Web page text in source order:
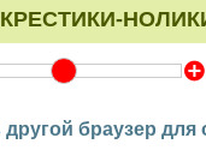
Z
браузер для